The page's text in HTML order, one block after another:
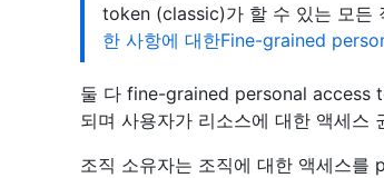
token (classic)가 할 수 있는 모든
한 사항에 대한Fine-grained
둘 다 fine-grained personal access
되며 사용자가 리소스에 대한 액세스
조직 소유자는 조직에 대한 액세스